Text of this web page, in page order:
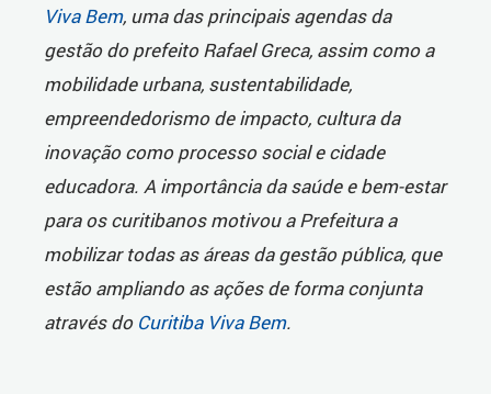
Viva Bem, uma das principais agendas da
gestão do prefeito Rafael Greca, assim como a
mobilidade urbana, sustentabilidade,
empreendedorismo de impacto, cultura da
inovação como processo social e cidade
educadora. A importância da saúde e bem-estar
para os curitibanos motivou a Prefeitura a
mobilizar todas as áreas da gestão pública, que
estão ampliando as ações de forma conjunta
através do Curitiba Viva Bem.